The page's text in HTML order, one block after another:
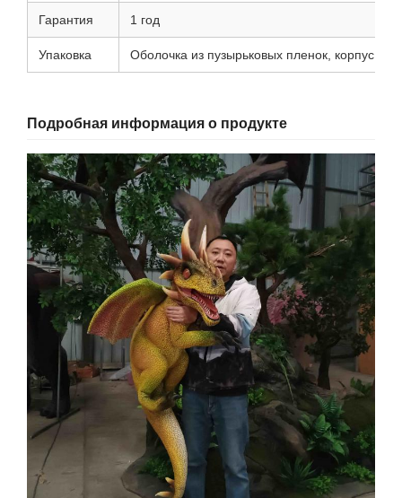
Гарантия 1 год
Упаковка Оболочка из пузырьковых пленок, корпус из
Подробная информация о продукте